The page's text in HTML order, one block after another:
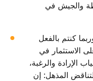
والجيش في
كنتم بالفعل
الاستثمار في
الإرادة والرغبة،
المذهل: إن